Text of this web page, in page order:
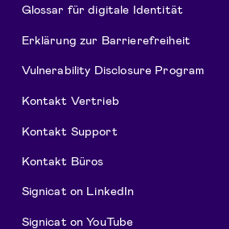
Glossar für digitale Identität
Erklärung zur Barrierefreiheit
Vulnerability Disclosure Program
Kontakt Vertrieb
Kontakt Support
Kontakt Büros
Signicat on LinkedIn
Signicat on YouTube